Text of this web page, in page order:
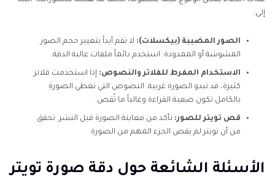
إلى:
الصور المضببة (بيكسلات): لا تقم أبداً بتغيير حجم الصور
المشوشة أو الممدودة. استخدم دائماً ملفات عالية الدقة.
الاستخدام المفرط للفلاتر والنصوص: إذا استخدمت فلاتر
كثيرة، قد تبدو الصورة غريبة. النصوص التي تغطي الصورة
بالكامل تكون صعبة القراءة وغالباً ما تُقص.
قص تويتر للصور: تأكد من معاينة الصورة قبل النشر. تحقق
من أن تويتر لم يقص الجزء المهم من الصورة.
الأسئلة الشائعة حول دقة صورة تويتر